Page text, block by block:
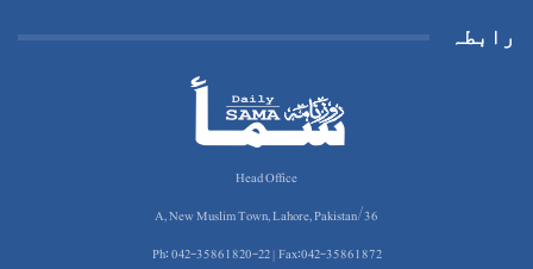
رابطہ
Head Office
36/A, New Muslim Town, Lahore, Pakistan
Ph: 042-35861820-22 | Fax:042-35861872